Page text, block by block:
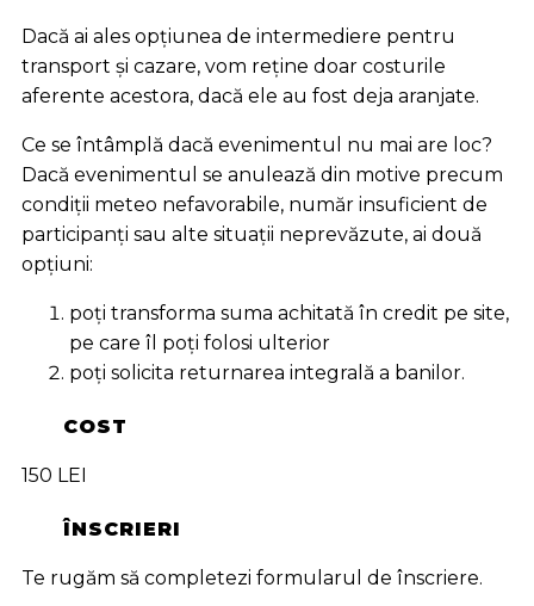
Dacă ai ales opțiunea de intermediere pentru
transport și cazare, vom reține doar costurile
aferente acestora, dacă ele au fost deja aranjate.
Ce se întâmplă dacă evenimentul nu mai are loc?
Dacă evenimentul se anulează din motive precum
condiții meteo nefavorabile, număr insuficient de
participanți sau alte situații neprevăzute, ai două
opțiuni:
poți transforma suma achitată în credit pe site,
pe care îl poți folosi ulterior
poți solicita returnarea integrală a banilor.
COST
150 LEI
ÎNSCRIERI
Te rugăm să completezi formularul de înscriere.